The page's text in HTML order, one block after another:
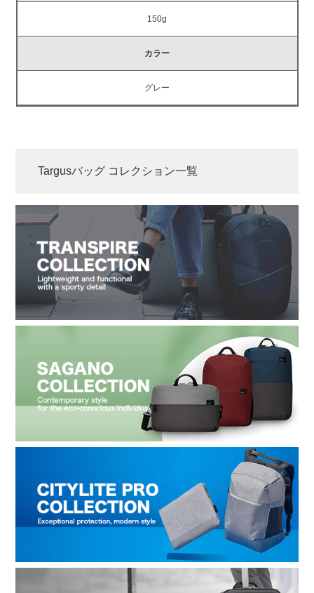
150g
カラー
グレー
Targusバッグ コレクション一覧